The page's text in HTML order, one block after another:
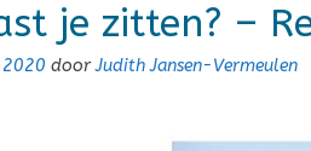
je zitten? –
doorJudith Jansen-Vermeulen